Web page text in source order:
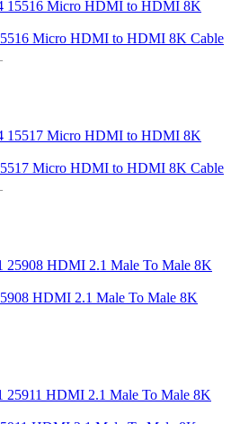
Micro HDMI to HDMI 8K Cable
Micro HDMI to HDMI 8K Cable
HDMI 2.1 Male To Male 8K